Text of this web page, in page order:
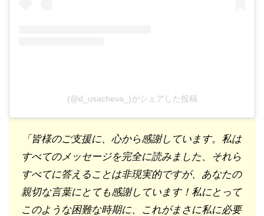
(@d_usacheva_)がシェアした投稿
「皆様のご支援に、心から感謝しています。私は
すべてのメッセージを完全に読みました、それら
すべてに答えることは非現実的ですが、あなたの
親切な言葉にとても感謝しています！私にとって
このような困難な時期に、これがまさに私に必要